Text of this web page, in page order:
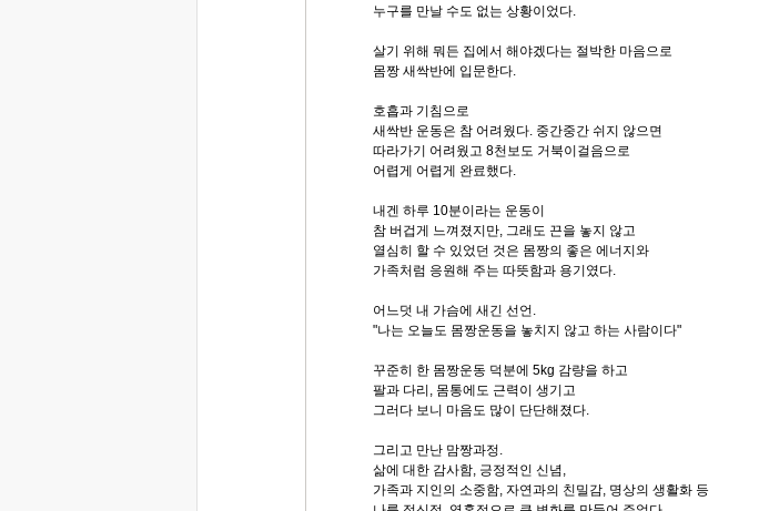
누구를 만날 수도 없는 상황이었다.
살기 위해 뭐든 집에서 해야겠다는 절박한 마음으로
몸짱 새싹반에 입문한다.
호흡과 기침으로
새싹반 운동은 참 어려웠다. 중간중간 쉬지 않으면
따라가기 어려웠고 8천보도 거북이걸음으로
어렵게 어렵게 완료했다.
내겐 하루 10분이라는 운동이
참 버겁게 느껴졌지만, 그래도 끈을 놓지 않고
열심히 할 수 있었던 것은 몸짱의 좋은 에너지와
가족처럼 응원해 주는 따뜻함과 용기였다.
어느덧 내 가슴에 새긴 선언.
"나는 오늘도 몸짱운동을 놓치지 않고 하는 사람이다"
꾸준히 한 몸짱운동 덕분에 5kg 감량을 하고
팔과 다리, 몸통에도 근력이 생기고
그러다 보니 마음도 많이 단단해졌다.
그리고 만난 맘짱과정.
삶에 대한 감사함, 긍정적인 신념,
가족과 지인의 소중함, 자연과의 친밀감, 명상의 생활화 등